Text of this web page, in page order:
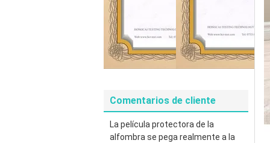
Comentarios de cliente
La película protectora de la
alfombra se pega realmente a la